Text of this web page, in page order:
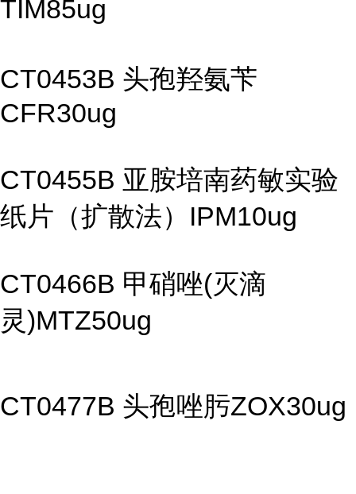
TIM85ug
CT0453B 头孢羟氨苄
CFR30ug
CT0455B 亚胺培南药敏实验
纸片（扩散法）IPM10ug
CT0466B 甲硝唑(灭滴
灵)MTZ50ug
CT0477B 头孢唑肟ZOX30ug